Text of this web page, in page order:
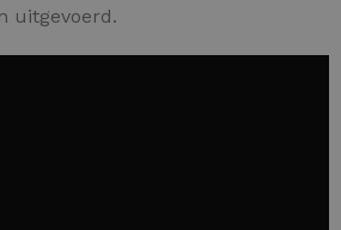
uitgevoerd.